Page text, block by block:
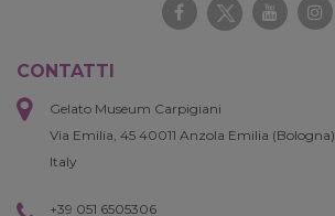
CONTATTI
Gelato Museum Carpigiani
Via Emilia, 45 40011 Anzola Emilia (Bologna)
Italy
+39 051 6505306